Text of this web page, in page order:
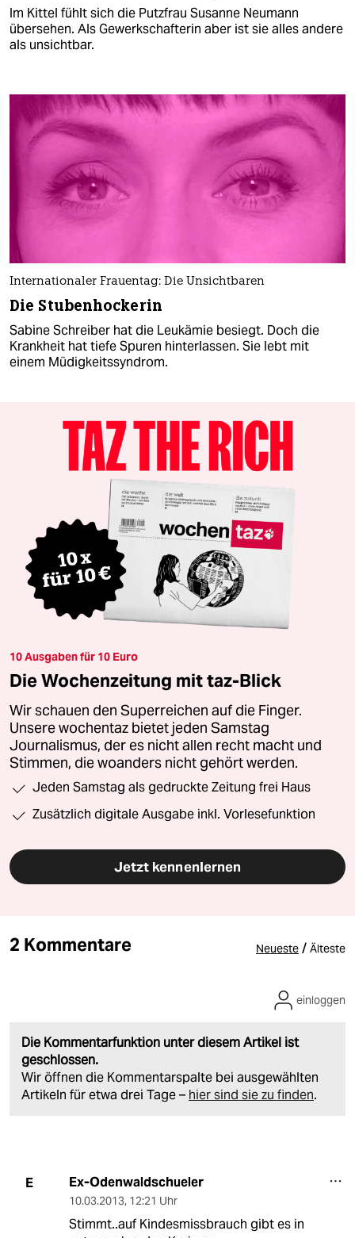
Im Kittel fühlt sich die Putzfrau Susanne Neumann
übersehen. Als Gewerkschafterin aber ist sie alles andere
als unsichtbar.
Internationaler Frauentag: Die Unsichtbaren
Die Stubenhockerin
Sabine Schreiber hat die Leukämie besiegt. Doch die
Krankheit hat tiefe Spuren hinterlassen. Sie lebt mit
einem Müdigkeitssyndrom.
10 Ausgaben für 10 Euro
Die Wochenzeitung mit taz-Blick
Wir schauen den Superreichen auf die Finger.
Unsere wochentaz bietet jeden Samstag
Journalismus, der es nicht allen recht macht und
Stimmen, die woanders nicht gehört werden.
Jeden Samstag als gedruckte Zeitung frei Haus
Zusätzlich digitale Ausgabe inkl. Vorlesefunktion
Jetzt kennenlernen
2 Kommentare Neueste / Älteste
Die Kommentarfunktion unter diesem Artikel ist
geschlossen.
Wir öffnen die Kommentarspalte bei ausgewählten
Artikeln für etwa drei Tage – hier sind sie zu finden.
einloggen
E Ex-Odenwaldschueler
10.03.2013, 12:21 Uhr
Stimmt..auf Kindesmissbrauch gibt es in